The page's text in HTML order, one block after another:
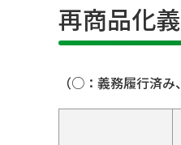
再商品化
（○：義務履行済み